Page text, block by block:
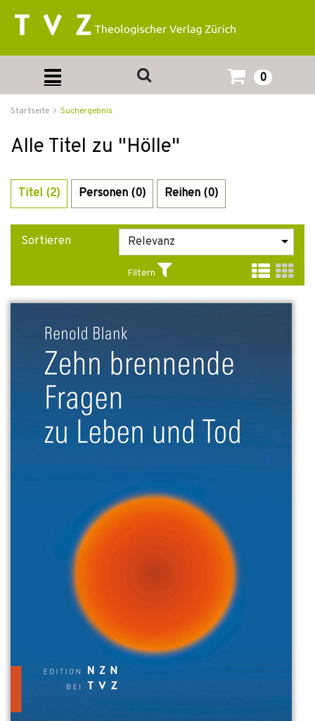
0
Startseite Suchergebnis
Alle Titel zu "Hölle"
Titel (2) Personen (0) Reihen (0)
Sortieren
Filtern